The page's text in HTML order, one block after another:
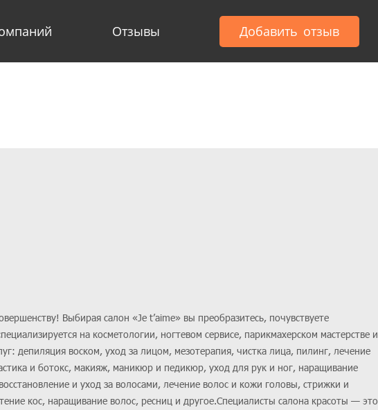
Отзывы Добавить отзыв
Выбирая салон «Je t’aime» вы преобразитесь, почувствуете
на косметологии, ногтевом сервисе, парикмахерском мастерстве и
депиляция воском, уход за лицом, мезотерапия, чистка лица, пилинг, лечение
и ботокс, макияж, маникюр и педикюр, уход для рук и ног, наращивание
и уход за волосами, лечение волос и кожи головы, стрижки и
кос, наращивание волос, ресниц и другое.Специалисты салона красоты — это